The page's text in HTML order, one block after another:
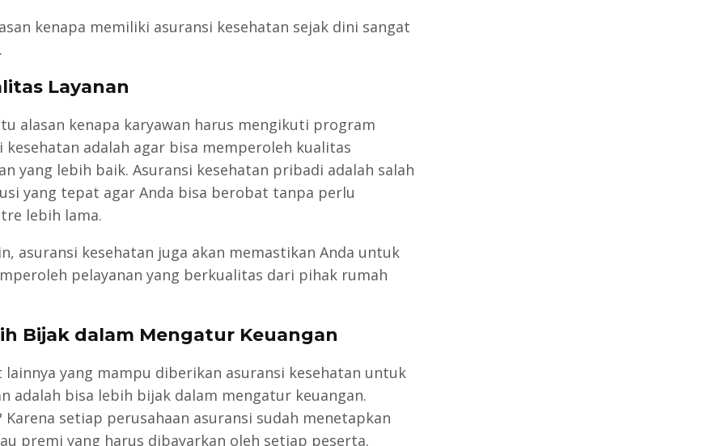
kenapa memiliki asuransi kesehatan sejak dini sangat
Layanan
alasan kenapa karyawan harus mengikuti program
kesehatan adalah agar bisa memperoleh kualitas
yang lebih baik. Asuransi kesehatan pribadi adalah salah
yang tepat agar Anda bisa berobat tanpa perlu
lebih lama.
asuransi kesehatan juga akan memastikan Anda untuk
pelayanan yang berkualitas dari pihak rumah
Bijak dalam Mengatur Keuangan
lainnya yang mampu diberikan asuransi kesehatan untuk
adalah bisa lebih bijak dalam mengatur keuangan.
Karena setiap perusahaan asuransi sudah menetapkan
premi yang harus dibayarkan oleh setiap peserta.